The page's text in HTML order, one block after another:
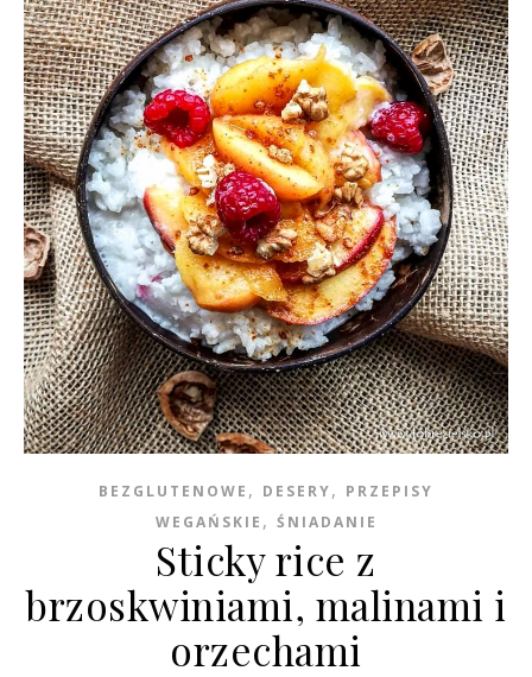
BEZGLUTENOWE , DESERY, PRZEPISY
WEGAŃSKIE , ŚNIADANIE
Sticky rice z
brzoskwiniami, malinami i
orzechami